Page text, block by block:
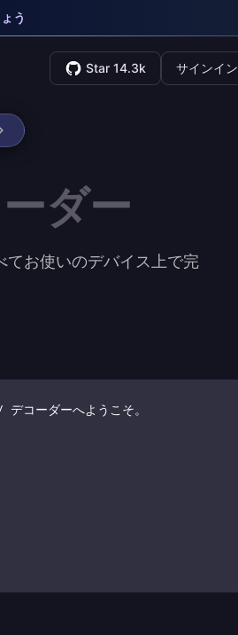
う
Star 14.3k サインイン
ダー
てお使いのデバイス上で完